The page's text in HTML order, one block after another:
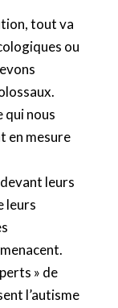
tout va
ou
qui nous
en mesure
leurs
leurs
» de
l’autisme